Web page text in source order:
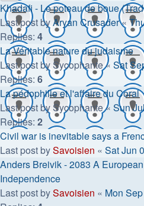
Khadafi - Le poteau de boue
Last post byAryan Crusader«
Replies: 4
La Véritable nature du judaisme
Last post by Sycophante« Sat
Replies: 6
La pédophilie et l'affaire du Coral
Last post by Sycophante« Sun
Replies: 2
Civil war is inevitable says a
Last post bySavoisien « Sat Jun
Anders Breivik - 2083 A
Independence
Last post bySavoisien « Mon